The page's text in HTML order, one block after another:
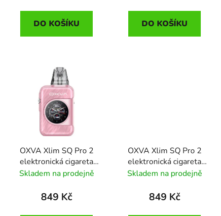
DO KOŠÍKU DO KOŠÍKU
OXVA Xlim SQ Pro 2
elektronická cigareta
1600mAh Dream Pink
Skladem na prodejně
849 Kč
OXVA Xlim SQ Pro 2
elektronická cigareta
1600mAh Dream
Skladem na prodejně
849 Kč